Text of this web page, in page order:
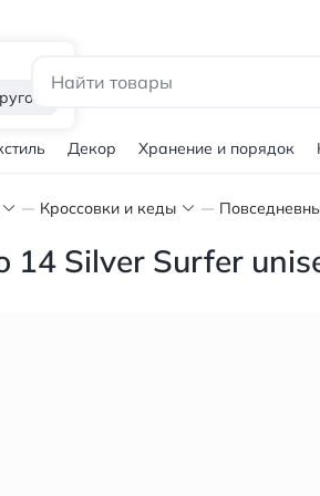
Декор Хранение и порядок
Кроссовки и кеды
14 Silver Surfer